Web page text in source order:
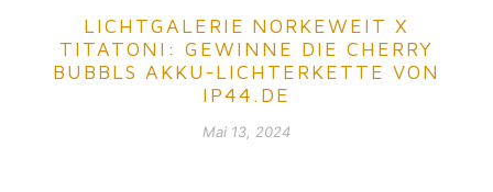
LICHTGALERIE NORKEWEIT X
TITATONI: GEWINNE DIE CHERRY
BUBBLS AKKU-LICHTERKETTE VON
IP44.DE
Mai 13, 2024